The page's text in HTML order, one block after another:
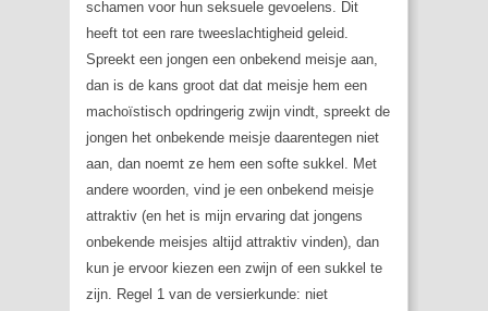
schamen voor hun seksuele gevoelens. Dit
heeft tot een rare tweeslachtigheid geleid.
Spreekt een jongen een onbekend meisje aan,
dan is de kans groot dat dat meisje hem een
machoïstisch opdringerig zwijn vindt, spreekt de
jongen het onbekende meisje daarentegen niet
aan, dan noemt ze hem een softe sukkel. Met
andere woorden, vind je een onbekend meisje
attraktiv (en het is mijn ervaring dat jongens
onbekende meisjes altijd attraktiv vinden), dan
kun je ervoor kiezen een zwijn of een sukkel te
zijn. Regel 1 van de versierkunde: niet